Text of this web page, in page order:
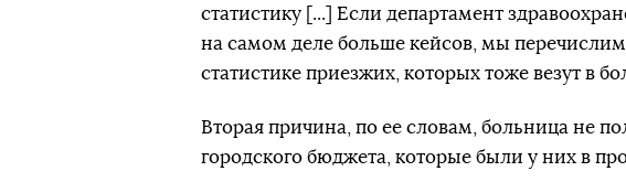
статистику [...] Если департамент
на самом деле больше кейсов, мы
статистике приезжих, которых тоже везут в
Вторая причина, по ее словам, больница не
городского бюджета, которые были у них в